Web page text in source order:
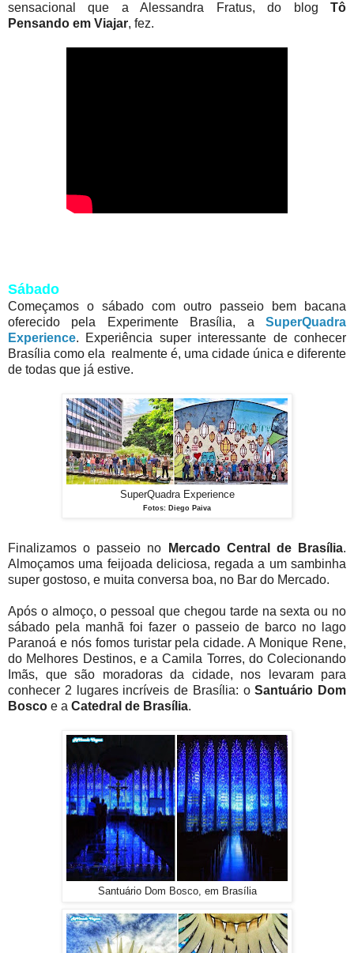
sensacional que a Alessandra Fratus, do blog Tô
Pensando em Viajar, fez.
Sábado
Começamos o sábado com outro passeio bem bacana
oferecido pela Experimente Brasília, a SuperQuadra
Experience. Experiência super interessante de conhecer
Brasília como ela realmente é, uma cidade única e diferente
de todas que já estive.
SuperQuadra Experience
Fotos: Diego Paiva
Finalizamos o passeio no Mercado Central de Brasília.
Almoçamos uma feijoada deliciosa, regada a um sambinha
super gostoso, e muita conversa boa, no Bar do Mercado.
Após o almoço, o pessoal que chegou tarde na sexta ou no
sábado pela manhã foi fazer o passeio de barco no lago
Paranoá e nós fomos turistar pela cidade. A Monique Rene,
do Melhores Destinos, e a Camila Torres, do Colecionando
Imãs, que são moradoras da cidade, nos levaram para
conhecer 2 lugares incríveis de Brasília: oSantuário Dom
Bosco e a Catedral de Brasília.
Santuário Dom Bosco, em Brasília